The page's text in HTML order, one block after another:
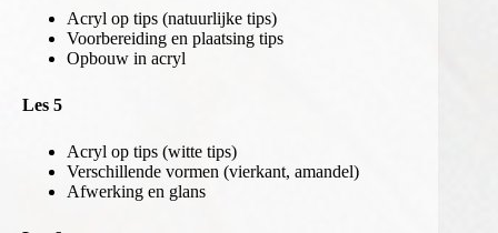
Acryl op tips (natuurlijke tips)
Voorbereiding en plaatsing tips
Opbouw in acryl
Les 5
Acryl op tips (witte tips)
Verschillende vormen (vierkant, amandel)
Afwerking en glans